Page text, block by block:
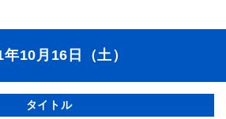
10月16日（土）
タイトル